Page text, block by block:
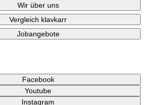
Wir über uns
Vergleich klavkarr
Jobangebote
Facebook
Youtube
Instagram